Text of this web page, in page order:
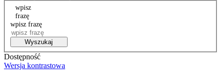
wpisz
frazę
wpisz frazę
Wyszukaj
Dostępność
Wersja kontrastowa